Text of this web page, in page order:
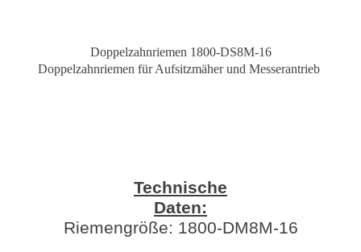
Doppelzahnriemen 1800-DS8M-16
Doppelzahnriemen für Aufsitzmäher und Messerantrieb
Technische
Daten:
Riemengröße: 1800-DM8M-16